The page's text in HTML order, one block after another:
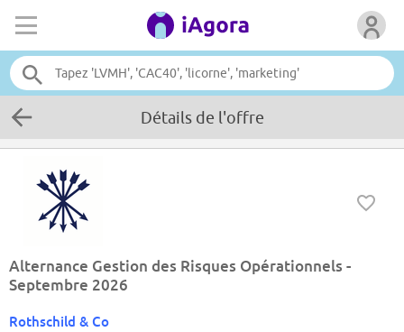
Détails de l'offre
Alternance Gestion des Risques Opérationnels -
Septembre 2026
Rothschild & Co